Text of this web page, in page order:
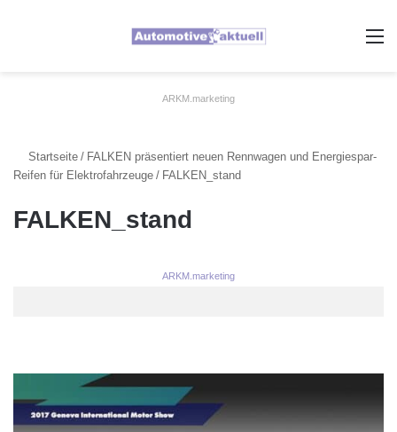
ARKM.marketing
Startseite / FALKEN präsentiert neuen Rennwagen und Energiespar-
Reifen für Elektrofahrzeuge / FALKEN_stand
FALKEN_stand
ARKM.marketing